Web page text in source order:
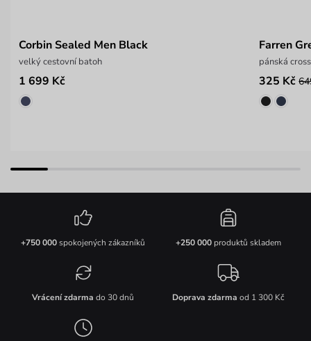
Corbin Sealed Men Black
velký cestovní batoh
1 699 Kč
Farren
pánská
325 Kč
+750 000spokojených zákazníků +250 000produktů skladem
Vrácení zdarma do 30 dnů Doprava zdarma od 1 300 Kč